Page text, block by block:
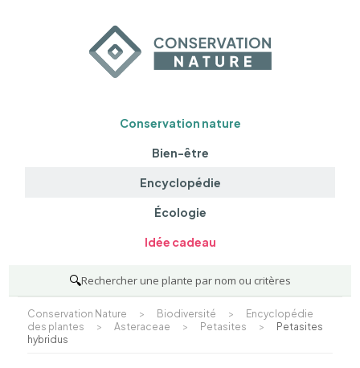
Conservation nature
Bien-être
Encyclopédie
Écologie
Idée cadeau
🔍Rechercher une plante par nom ou critères
Conservation Nature > Biodiversité >
Encyclopédie
des plantes
> Asteraceae > Petasites >
Petasites
hybridus